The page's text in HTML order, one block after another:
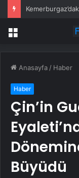
Menü
Anasayfa / Haber
Haber
Çin’in
Büyüdü